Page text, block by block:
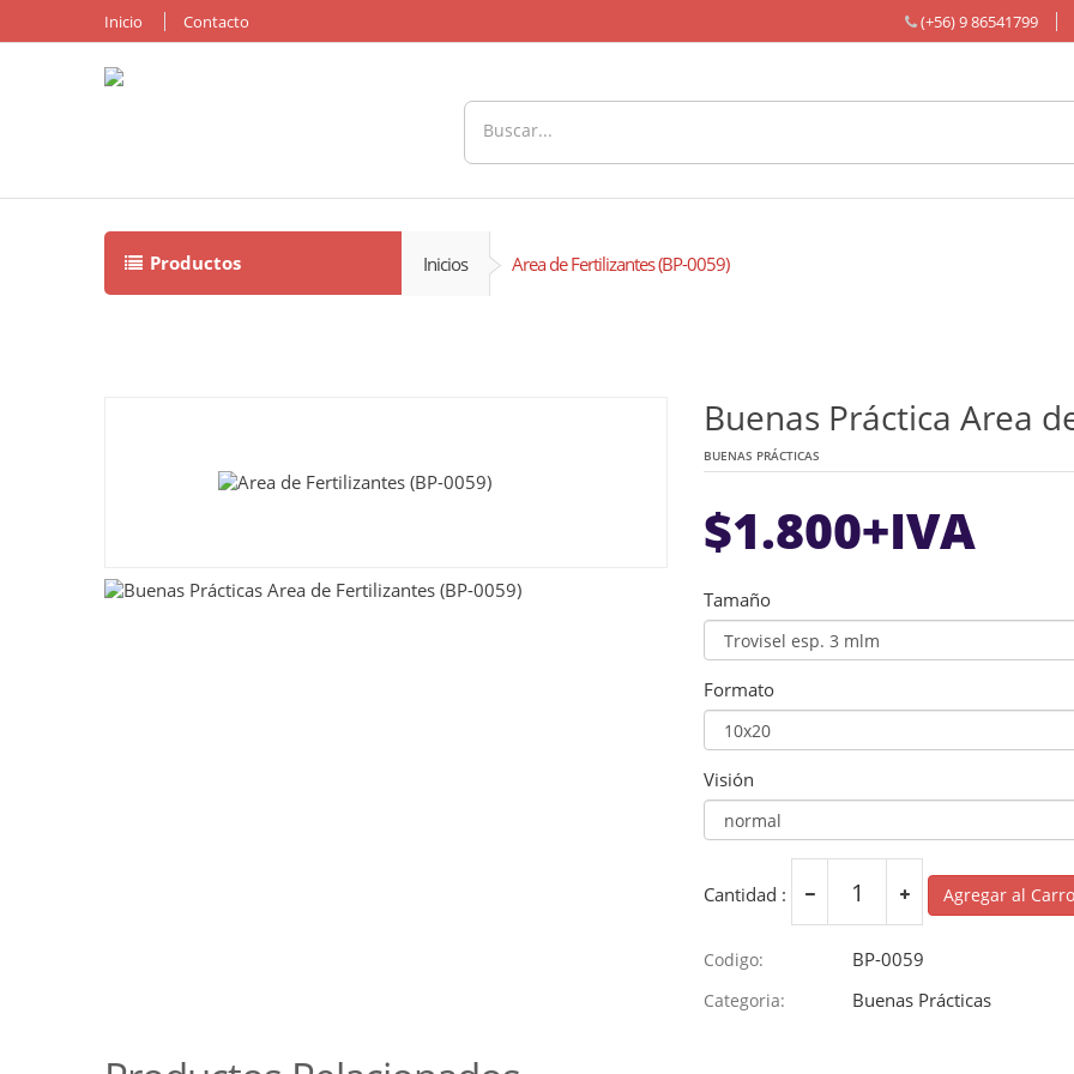
Inicio Contacto (+56) 9 86541799
Productos Inicios Area de Fertilizantes (BP-0059)
Buenas Práctica Area
BUENAS PRÁCTICAS
$1.800+IVA
Tamaño
Formato
Visión
Cantidad : Agregar al Carro
Codigo: BP-0059
Categoria: Buenas Prácticas